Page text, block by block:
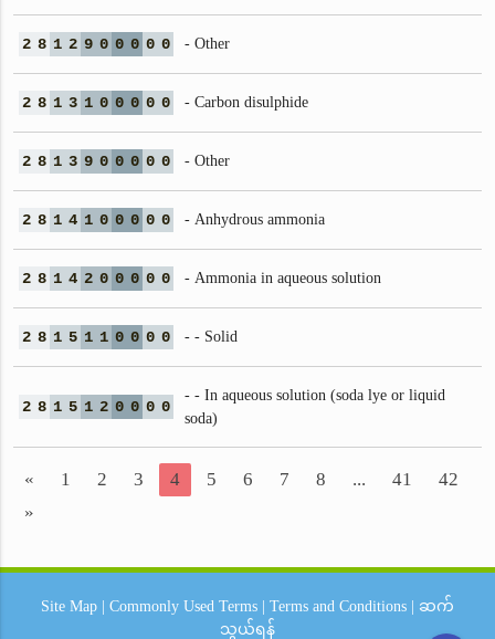
2 8 1 2 9 0 0 0 0 0 - Other
2 8 1 3 1 0 0 0 0 0 - Carbon disulphide
2 8 1 3 9 0 0 0 0 0 - Other
2 8 1 4 1 0 0 0 0 0 - Anhydrous ammonia
2 8 1 4 2 0 0 0 0 0 - Ammonia in aqueous solution
2 8 1 5 1 1 0 0 0 0 - - Solid
2 8 1 5 1 2 0 0 0 0
- - In aqueous solution (soda lye or liquid
soda)
« 1 2 3 4 5 6 7 8 ... 41
42
»
Site Map Commonly Used Terms Terms and Conditions
ဆက်
သွယ်ရန်